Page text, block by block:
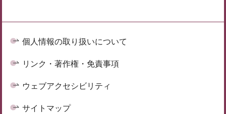
個人情報の取り扱いについて
リンク・著作権・免責事項
ウェブアクセシビリティ
サイトマップ